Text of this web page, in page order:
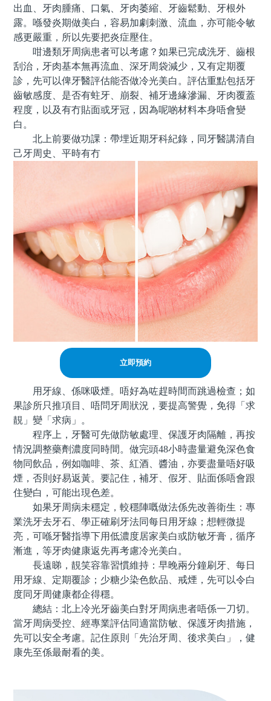
出血、牙肉腫痛、口氣、牙肉萎縮、牙齒鬆動、牙根外
露。喺發炎期做美白，容易加劇刺激、流血，亦可能令敏
感更嚴重，所以先要把炎症壓住。
咁邊類牙周病患者可以考慮？如果已完成洗牙、齒根
刮治，牙肉基本無再流血、深牙周袋減少，又有定期覆
診，先可以俾牙醫評估能否做冷光美白。評估重點包括牙
齒敏感度、是否有蛀牙、崩裂、補牙邊緣滲漏、牙肉覆蓋
程度，以及有冇貼面或牙冠，因為呢啲材料本身唔會變
白。
北上前要做功課：帶埋近期牙科紀錄，同牙醫講清自
己牙周史、平時有冇
立即預約
用牙線、係咪吸煙。唔好為咗趕時間而跳過檢查；如
果診所只推項目、唔問牙周狀況，要提高警覺，免得「求
靚」變「求病」。
程序上，牙醫可先做防敏處理、保護牙肉隔離，再按
情況調整藥劑濃度同時間。做完頭48小時盡量避免深色食
物同飲品，例如咖啡、茶、紅酒、醬油，亦要盡量唔好吸
煙，否則好易返黃。要記住，補牙、假牙、貼面係唔會跟
住變白，可能出現色差。
如果牙周病未穩定，較穩陣嘅做法係先改善衛生：專
業洗牙去牙石、學正確刷牙法同每日用牙線；想輕微提
亮，可喺牙醫指導下用低濃度居家美白或防敏牙膏，循序
漸進，等牙肉健康返先再考慮冷光美白。
長遠睇，靚笑容靠習慣維持：早晚兩分鐘刷牙、每日
用牙線、定期覆診；少糖少染色飲品、戒煙，先可以令白
度同牙周健康都企得穩。
總結：北上冷光牙齒美白對牙周病患者唔係一刀切。
當牙周病受控、經專業評估同適當防敏、保護牙肉措施，
先可以安全考慮。記住原則「先治牙周、後求美白」，健
康先至係最耐看的美。